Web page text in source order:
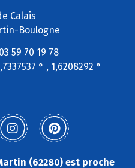
Calais
Boulogne
59 70 19 78
° , 1,6208292 °
(62280) est proche